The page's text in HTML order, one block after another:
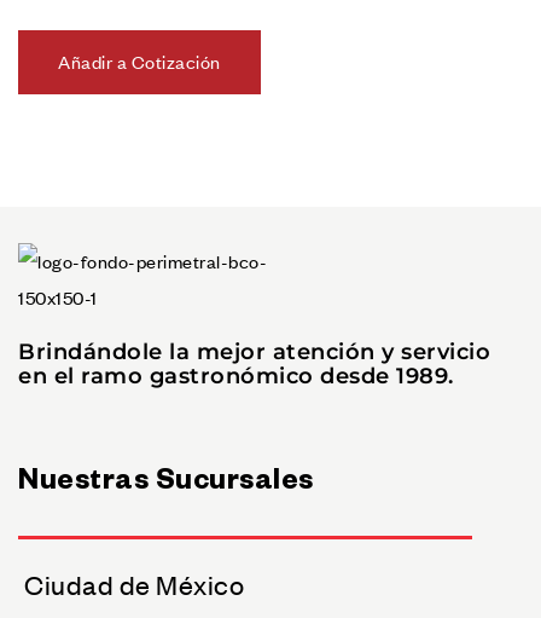
Añadir a Cotización
Brindándole la mejor atención y servicio
en el ramo gastronómico desde 1989.
Nuestras Sucursales
Ciudad de México